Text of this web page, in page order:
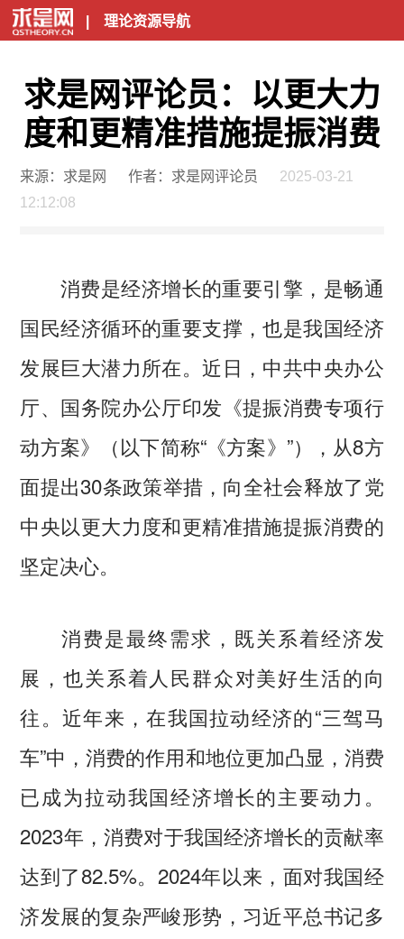
| 理论资源导航
求是网评论员：以更大力
度和更精准措施提振消费
来源：求是网 作者：求是网评论员
2025-03-21
12:12:08
消费是经济增长的重要引擎，是畅通
国民经济循环的重要支撑，也是我国经济
发展巨大潜力所在。近日，中共中央办公
厅、国务院办公厅印发《提振消费专项行
动方案》（以下简称“《方案》”），从8方
面提出30条政策举措，向全社会释放了党
中央以更大力度和更精准措施提振消费的
坚定决心。
消费是最终需求，既关系着经济发
展，也关系着人民群众对美好生活的向
往。近年来，在我国拉动经济的“三驾马
车”中，消费的作用和地位更加凸显，消费
已成为拉动我国经济增长的主要动力。
2023年，消费对于我国经济增长的贡献率
达到了82.5%。2024年以来，面对我国经
济发展的复杂严峻形势，习近平总书记多